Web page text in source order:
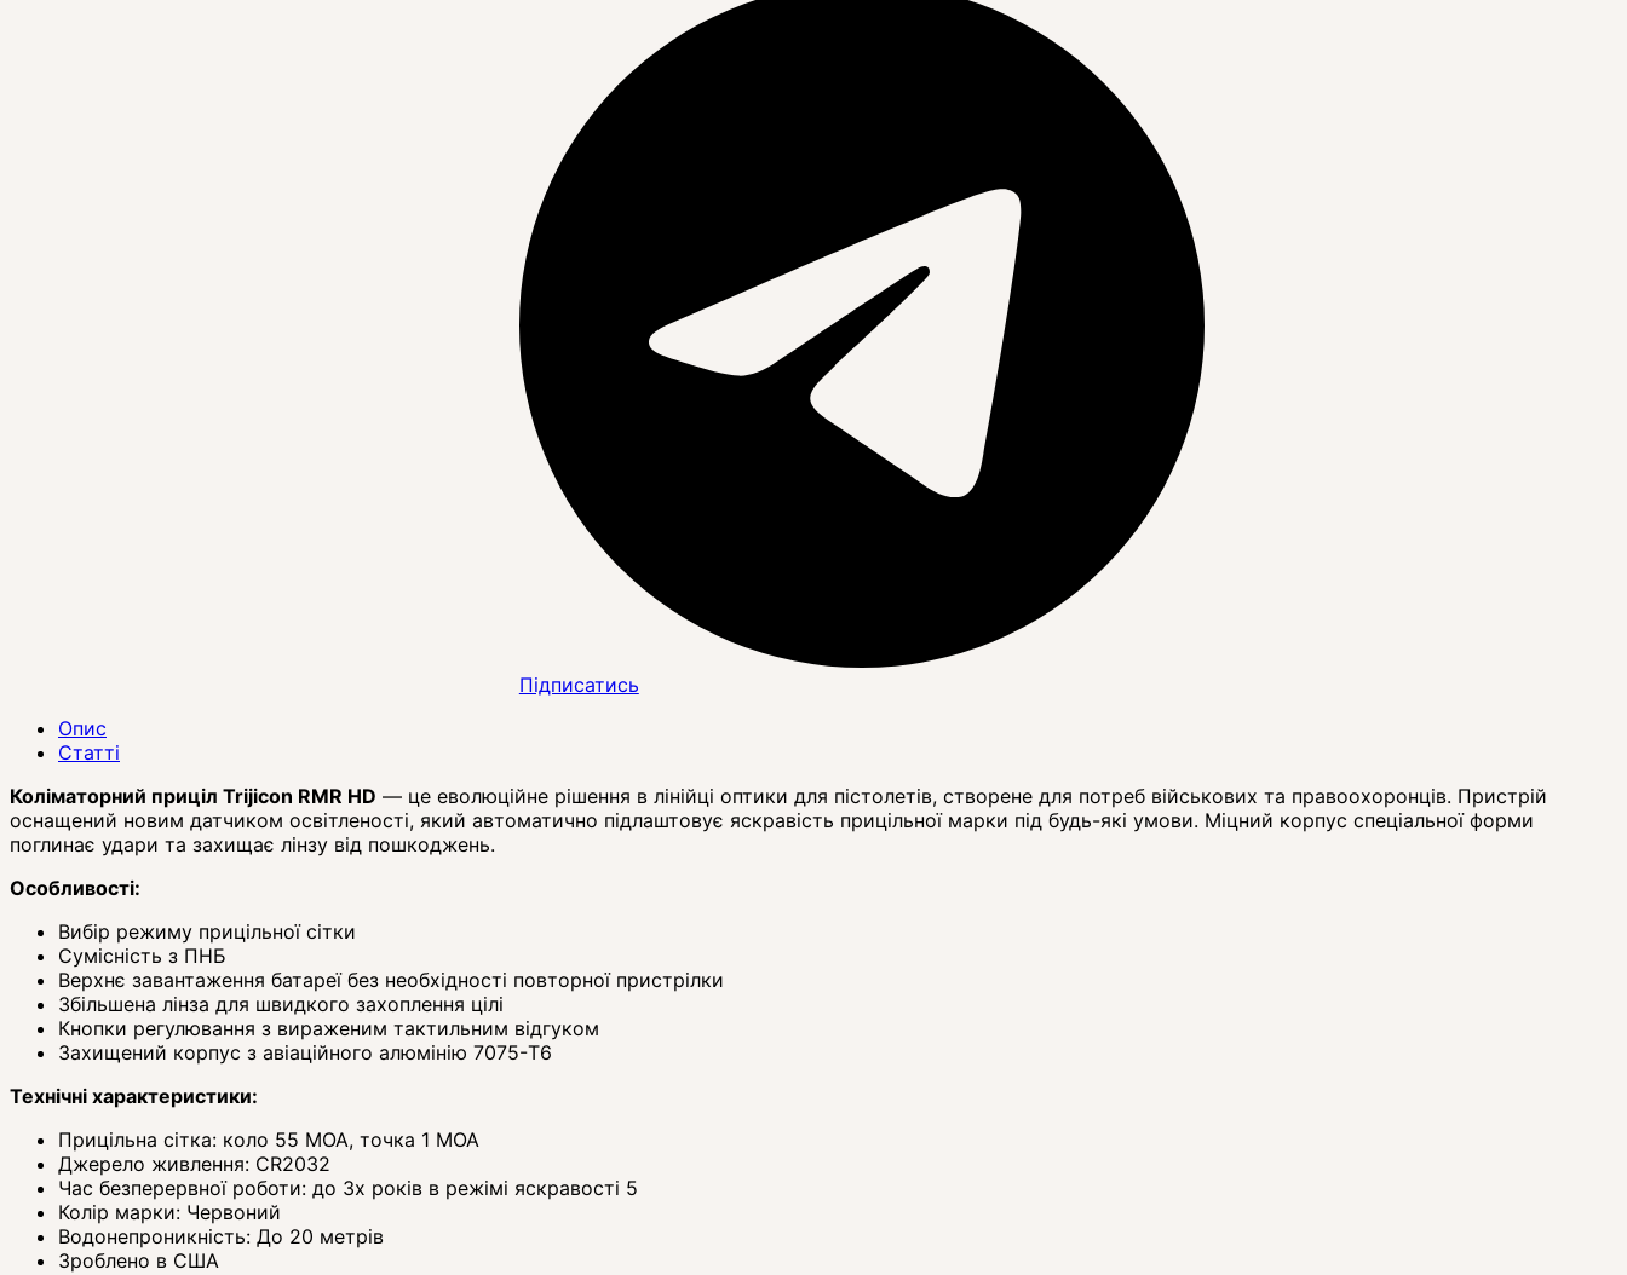
Підписатись
Опис
Статті
Коліматорний приціл Trijicon RMR HD — це еволюційне рішення в лінійці оптики для пістолетів, створене для потреб військових та правоохоронців. Пристрій
оснащений новим датчиком освітленості, який автоматично підлаштовує яскравість прицільної марки під будь-які умови. Міцний корпус спеціальної форми
поглинає удари та захищає лінзу від пошкоджень.
Особливості:
Вибір режиму прицільної сітки
Сумісність з ПНБ
Верхнє завантаження батареї без необхідності повторної пристрілки
Збільшена лінза для швидкого захоплення цілі
Кнопки регулювання з вираженим тактильним відгуком
Захищений корпус з авіаційного алюмінію 7075-T6
Технічні характеристики:
Прицільна сітка: коло 55 МОА, точка 1 МОА
Джерело живлення: CR2032
Час безперервної роботи: до 3х років в режімі яскравості 5
Колір марки: Червоний
Водонепроникність: До 20 метрів
Зроблено в США